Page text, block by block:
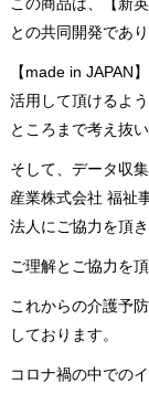
この商品は、【新
との共同開発であり
【made in JAPAN
活用して頂けるよ
ところまで考え抜
そして、データ収
産業株式会社 福祉
法人にご協力を頂
ご理解とご協力を
これからの介護予
しております。
コロナ禍の中での